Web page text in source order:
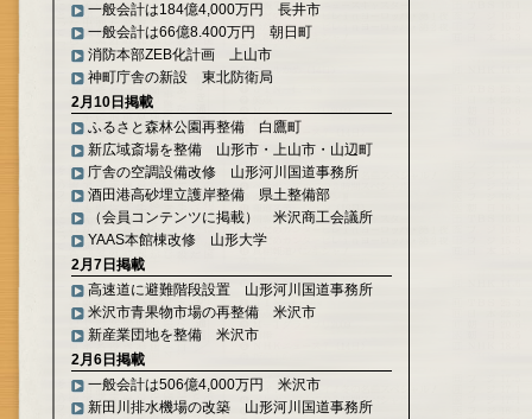
一般会計は184億4,000万円 長井市
一般会計は66億8.400万円 朝日町
消防本部ZEB化計画 上山市
神町庁舎の新設 東北防衛局
2月10日掲載
ふるさと森林公園再整備 白鷹町
新広域斎場を整備 山形市・上山市・山辺町
庁舎の空調設備改修 山形河川国道事務所
酒田港高砂埋立護岸整備 県土整備部
（会員コンテンツに掲載） 米沢商工会議所
YAAS本館棟改修 山形大学
2月7日掲載
高速道に避難階段設置 山形河川国道事務所
米沢市青果物市場の再整備 米沢市
新産業団地を整備 米沢市
2月6日掲載
一般会計は506億4,000万円 米沢市
新田川排水機場の改築 山形河川国道事務所